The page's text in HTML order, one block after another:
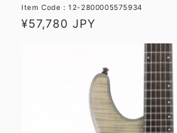
売
元:
Item Code : 12-2800005575934
通
¥57,780 JPY